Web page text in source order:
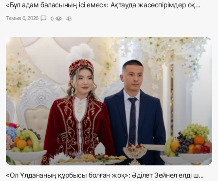
«Бұл адам баласының ісі емес»: Ақтауда жасөспірімдер оқ...
Тамыз 6, 2026 chat_bubble 0 visibility 43
«Ол Ұлдананың құрбысы болған жоқ»: Әділет Зейнел елді ш...